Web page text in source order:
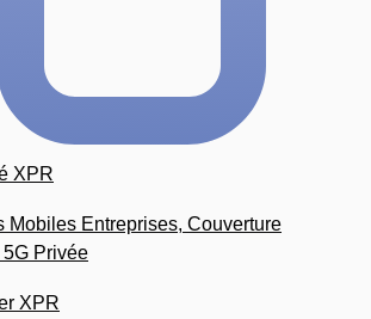
XPR
Mobiles Entreprises, Couverture
5G Privée
XPR